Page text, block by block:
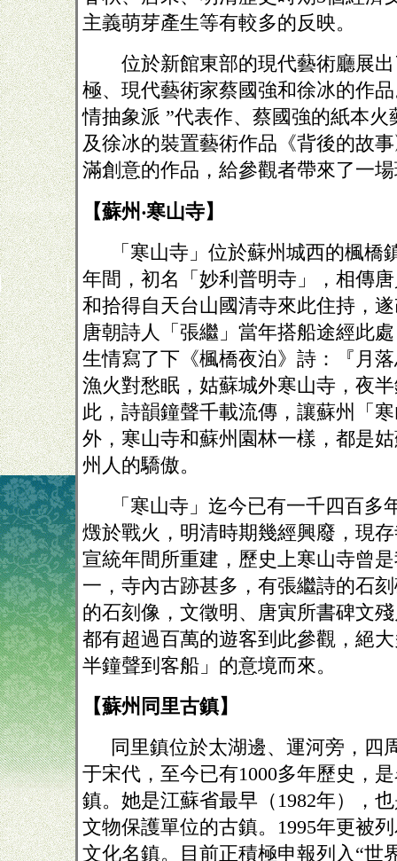
主義萌芽產生等有較多的反映。
位於新館東部的現代藝術廳展出
極、現代藝術家蔡國強和徐冰的作
情抽象派 ”代表作、蔡國強的紙本
及徐冰的裝置藝術作品《背後的故
滿創意的作品，給參觀者帶來了一
【蘇州‧寒山寺】
「寒山寺」位於蘇州城西的楓橋
年間，初名「妙利普明寺」，相傳
和拾得自天台山國清寺來此住持，
唐朝詩人「張繼」當年搭船途經此
生情寫了下《楓橋夜泊》詩：『月
漁火對愁眠，姑蘇城外寒山寺，夜
此，詩韻鐘聲千載流傳，讓蘇州「
外，寒山寺和蘇州園林一樣，都是
州人的驕傲。
「寒山寺」迄今已有一千四百多
燬於戰火，明清時期幾經興廢，現
宣統年間所重建，歷史上寒山寺曾
一，寺內古跡甚多，有張繼詩的石
的石刻像，文徵明、唐寅所書碑文
都有超過百萬的遊客到此參觀，絕
半鐘聲到客船」的意境而來。
【蘇州同里古鎮】
同里鎮位於太湖邊、運河旁，四
于宋代，至今已有1000多年歷史，
鎮。她是江蘇省最早（1982年），
文物保護單位的古鎮。1995年更被
文化名鎮。目前正積極申報列入“世